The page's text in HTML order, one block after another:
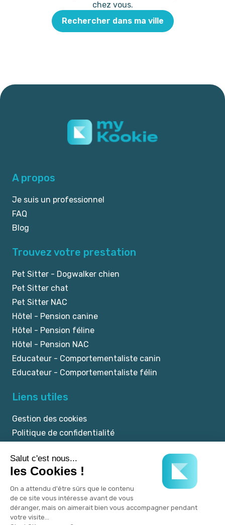
chez vous.
Rechercher dans ma ville
A propos
Je suis un professionnel
FAQ
Blog
Trouvez votre prestation
Pet Sitter - Dogwalker chien
Pet Sitter chat
Pet Sitter NAC
Hôtel - Pension canine
Hôtel - Pension féline
Hôtel - Pension NAC
Educateur - Comportementaliste canin
Educateur - Comportementaliste félin
Liens utiles
Gestion des cookies
Politique de confidentialité
CGU